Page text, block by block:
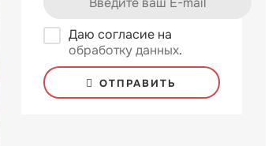
Даю согласие на
обработку данных.
ОТПРАВИТЬ